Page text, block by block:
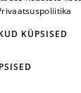
KÜPSISED